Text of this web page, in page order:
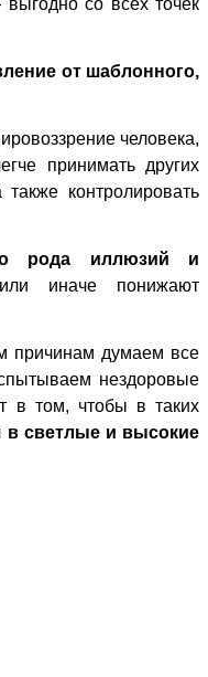
со всех точек
от шаблонного,
человека,
принимать других
контролировать
рода иллюзий и
иначе понижают
причинам думаем все
нездоровые
в том, чтобы в таких
в светлые и высокие